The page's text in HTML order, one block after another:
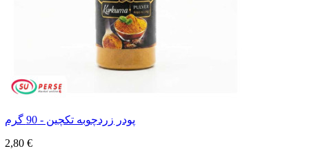
پودر زردچوبه تکچین - 90 گرم
2,80 €